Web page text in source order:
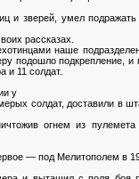
и зверей, умел подражать
рассказах.
наше
подошло подкрепление,
и 11 солдат.
у
солдат, доставили в
огнем из пулемета
— под Мелитополем в